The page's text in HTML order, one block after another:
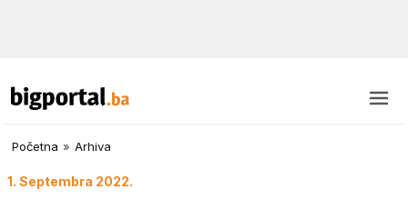
Početna » Arhiva
1. Septembra 2022.